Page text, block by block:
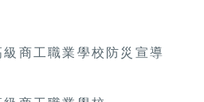
商工職業學校防災宣導